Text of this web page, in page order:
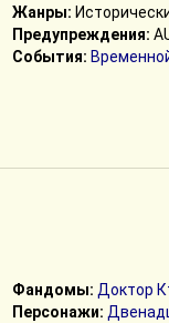
Жанры:
Предупреждения:
События:
Фандомы: Доктор
Персонажи: